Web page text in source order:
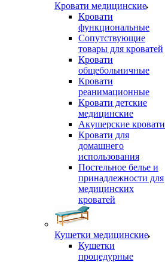
Кровати медицинские
Кровати
функциональные
Сопутствующие
товары для кроватей
Кровати
общебольничные
Кровати
реанимационные
Кровати детские
медицинские
Акушерские кровати
Кровати для
домашнего
использования
Постельное белье и
принадлежности для
медицинских
кроватей
Кушетки медицинские
Кушетки
процедурные